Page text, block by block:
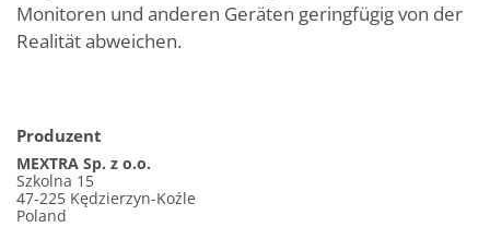
Monitoren und anderen Geräten geringfügig von der
Realität abweichen.
Produzent
MEXTRA Sp. z o.o.
Szkolna 15
47-225 Kędzierzyn-Koźle
Poland